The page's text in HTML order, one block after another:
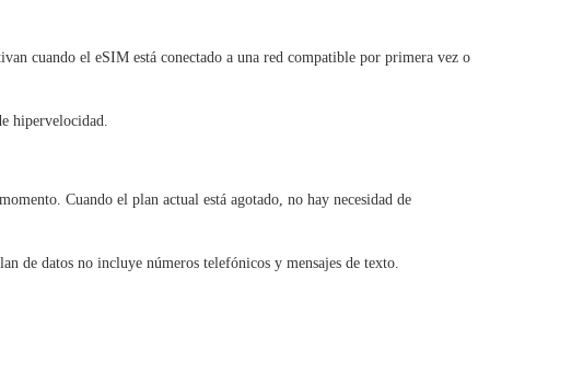
cuando el eSIM está conectado a una red compatible por primera vez o
hipervelocidad.
Cuando el plan actual está agotado, no hay necesidad de
de datos no incluye números telefónicos y mensajes de texto.